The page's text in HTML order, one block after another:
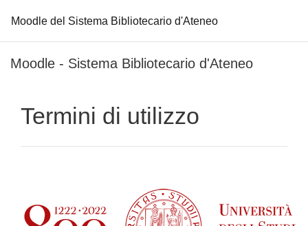
Moodle del Sistema Bibliotecario d'Ateneo
Moodle - Sistema Bibliotecario d'Ateneo
Termini di utilizzo